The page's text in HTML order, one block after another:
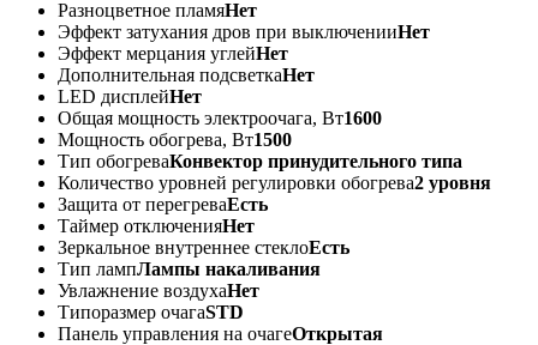
Разноцветное пламяНет
Эффект затухания дров при выключенииНет
Эффект мерцания углейНет
Дополнительная подсветкаНет
LED дисплейНет
Общая мощность электроочага, Вт1600
Мощность обогрева, Вт1500
Тип обогреваКонвектор принудительного типа
Количество уровней регулировки обогрева2 уровня
Защита от перегреваЕсть
Таймер отключенияНет
Зеркальное внутреннее стеклоЕсть
Тип лампЛампы накаливания
Увлажнение воздухаНет
Типоразмер очагаSTD
Панель управления на очагеОткрытая